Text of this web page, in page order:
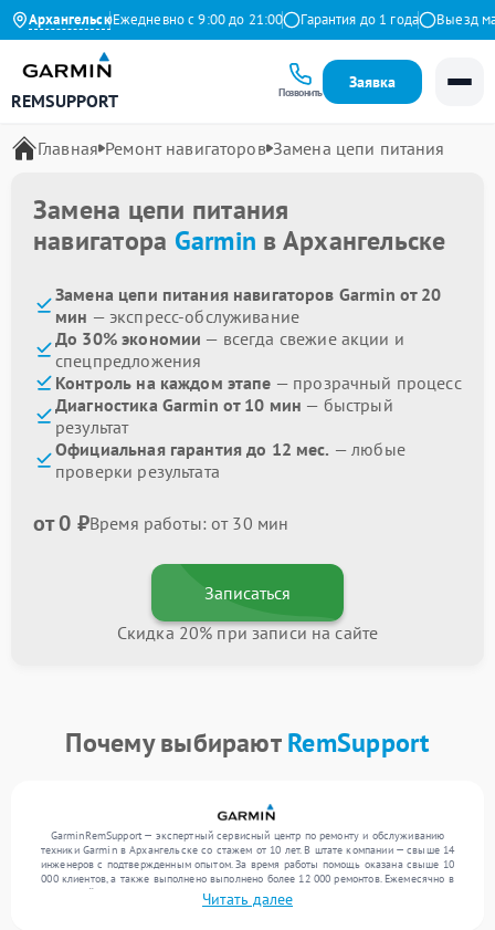
Архангельск
на Яндекс Ежедневно с 9:00 до 21:00 Гарантия до 1 года Выезд
REMSUPPORT Позвонить
Заявка
Главная Ремонт навигаторов Замена цепи питания
Замена цепи питания
навигатора Garmin в Архангельске
Замена цепи питания навигаторов Garmin от 20
мин — экспресс-обслуживание
До 30% экономии — всегда свежие акции и
спецпредложения
Контроль на каждом этапе — прозрачный процесс
Диагностика Garmin от 10 мин — быстрый
результат
Официальная гарантия до 12 мес. — любые
проверки результата
от 0 ₽Время работы: от 30 мин
Записаться
Скидка 20% при записи на сайте
Почему выбираютRemSupport
GarminRemSupport — экспертный сервисный центр по ремонту и обслуживанию
техники Garmin в Архангельске со стажем от 10 лет. В штате компании — свыше 14
инженеров с подтвержденным опытом. За время работы помощь оказана свыше 10
000 клиентов, а также выполнено выполнено более 12 000 ремонтов. Ежемесячно в
сервисный центр поступает свыше 300 единиц техники, включая , , . Мы работаем с
широким спектром неисправностей и обеспечиваем надежный результат благодаря
Читать далее